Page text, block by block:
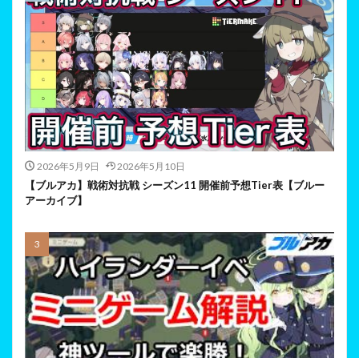
2026年5月9日 2026年5月10日
【ブルアカ】戦術対抗戦 シーズン11 開催前予想Tier表【ブルー
アーカイブ】